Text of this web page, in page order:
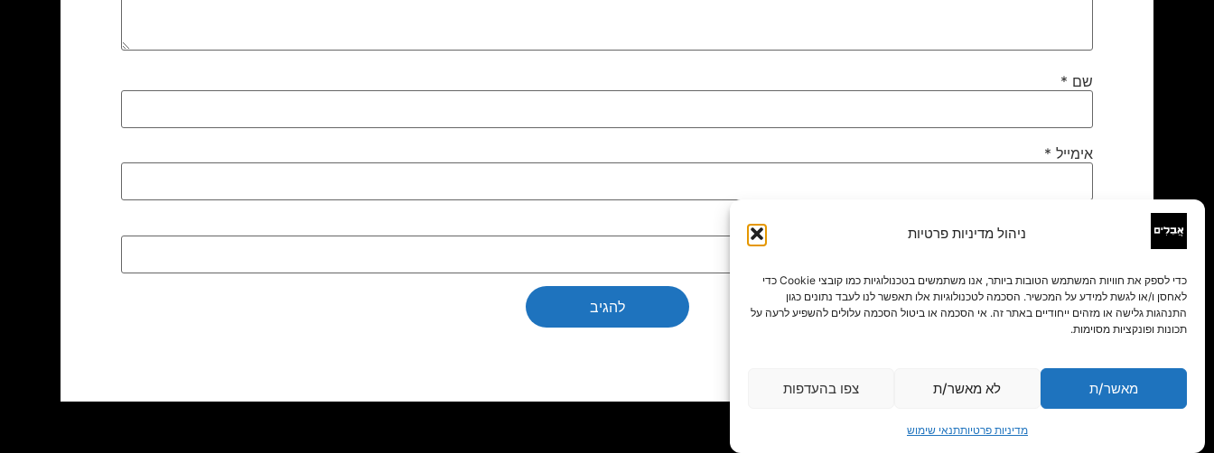
ניהול מדיניות פרטיות
כדי לספק את חוויות המשתמש הטובות ביותר, אנו משתמשים בטכנולוגיות כמו קובצי Cookie כדי
לאחסן ו/או לגשת למידע על המכשיר. הסכמה לטכנולוגיות אלו תאפשר לנו לעבד נתונים כגון
התנהגות גלישה או מזהים ייחודיים באתר זה. אי הסכמה או ביטול הסכמה עלולים להשפיע לרעה על
תכונות ופונקציות מסוימות.
מאשר/ת לא מאשר/ת צפו בהעדפות
מדיניות פרטיותתנאי שימוש
שם *
אימייל *